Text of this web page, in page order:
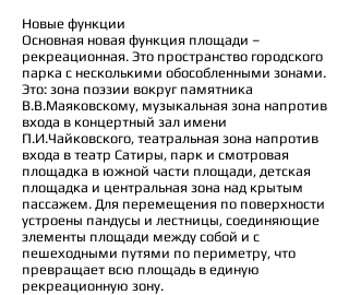
Новые функции
Основная новая функция площади –
рекреационная. Это пространство городского
парка с несколькими обособленными зонами.
Это: зона поэзии вокруг памятника
В.В.Маяковскому, музыкальная зона напротив
входа в концертный зал имени
П.И.Чайковского, театральная зона напротив
входа в театр Сатиры, парк и смотровая
площадка в южной части площади, детская
площадка и центральная зона над крытым
пассажем. Для перемещения по поверхности
устроены пандусы и лестницы, соединяющие
элементы площади между собой и с
пешеходными путями по периметру, что
превращает всю площадь в единую
рекреационную зону.